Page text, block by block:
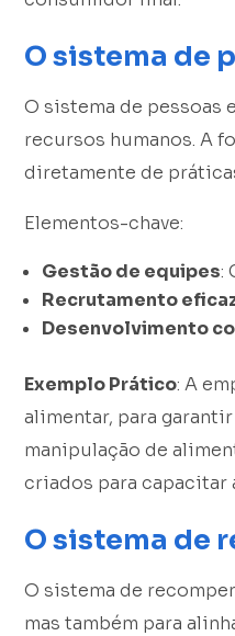
O sistema de
O sistema de pessoas
recursos humanos. A
diretamente de
Elementos-chave:
Gestão de equipes:
Recrutamento
Desenvolvimento
Exemplo Prático: A
alimentar, para
manipulação de
criados para capacitar
O sistema de
O sistema de
mas também para